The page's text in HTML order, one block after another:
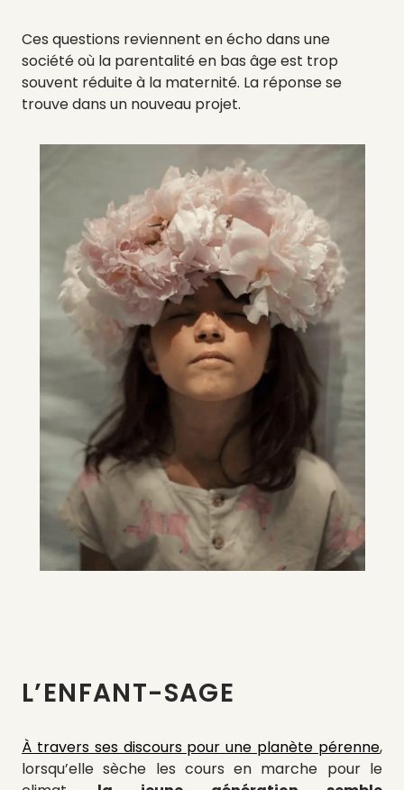
Ces questions reviennent en écho dans une
société où la parentalité en bas âge est trop
souvent réduite à la maternité. La réponse se
trouve dans un nouveau projet.
L’ENFANT-SAGE
À travers ses discours pour une planète pérenne,
lorsqu’elle sèche les cours en marche pour le